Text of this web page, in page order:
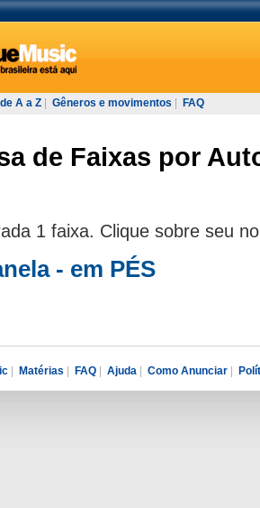
A a Z Gêneros e movimentos FAQ
de Faixas por
1 faixa. Clique sobre seu
- em PÉS
| Matérias | FAQ | Ajuda | Como Anunciar |